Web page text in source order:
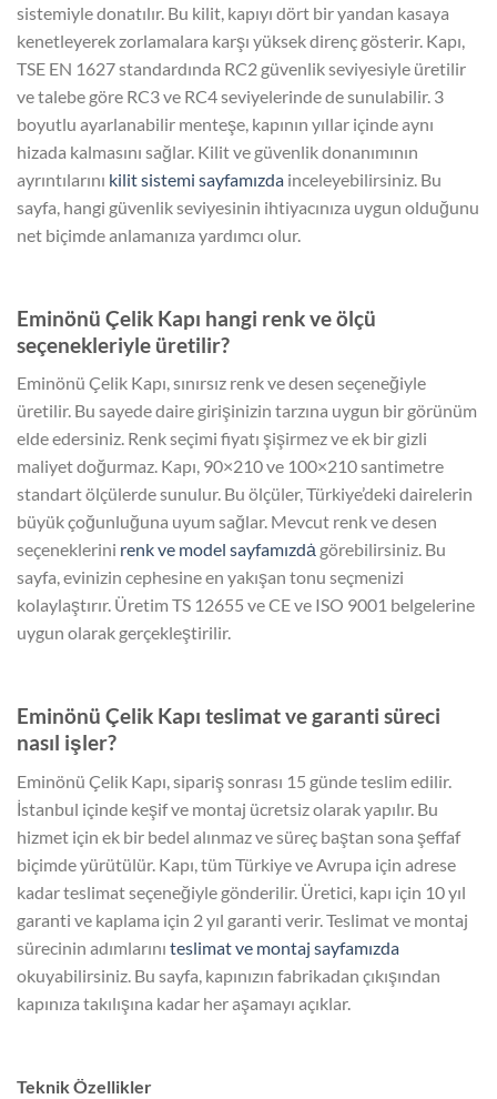
sistemiyle donatılır. Bu kilit, kapıyı dört bir yandan kasaya
kenetleyerek zorlamalara karşı yüksek direnç gösterir. Kapı,
TSE EN 1627 standardında RC2 güvenlik seviyesiyle üretilir
ve talebe göre RC3 ve RC4 seviyelerinde de sunulabilir. 3
boyutlu ayarlanabilir menteşe, kapının yıllar içinde aynı
hizada kalmasını sağlar. Kilit ve güvenlik donanımının
ayrıntılarını kilit sistemi sayfamızda inceleyebilirsiniz. Bu
sayfa, hangi güvenlik seviyesinin ihtiyacınıza uygun olduğunu
net biçimde anlamanıza yardımcı olur.
Eminönü Çelik Kapı hangi renk ve ölçü
seçenekleriyle üretilir?
Eminönü Çelik Kapı, sınırsız renk ve desen seçeneğiyle
üretilir. Bu sayede daire girişinizin tarzına uygun bir görünüm
elde edersiniz. Renk seçimi fiyatı şişirmez ve ek bir gizli
maliyet doğurmaz. Kapı, 90×210 ve 100×210 santimetre
standart ölçülerde sunulur. Bu ölçüler, Türkiye’deki dairelerin
büyük çoğunluğuna uyum sağlar. Mevcut renk ve desen
seçeneklerini renk ve model sayfamızdȧ görebilirsiniz. Bu
sayfa, evinizin cephesine en yakışan tonu seçmenizi
kolaylaştırır. Üretim TS 12655 ve CE ve ISO 9001 belgelerine
uygun olarak gerçekleştirilir.
Eminönü Çelik Kapı teslimat ve garanti süreci
nasıl işler?
Eminönü Çelik Kapı, sipariş sonrası 15 günde teslim edilir.
İstanbul içinde keşif ve montaj ücretsiz olarak yapılır. Bu
hizmet için ek bir bedel alınmaz ve süreç baştan sona şeffaf
biçimde yürütülür. Kapı, tüm Türkiye ve Avrupa için adrese
kadar teslimat seçeneğiyle gönderilir. Üretici, kapı için 10 yıl
garanti ve kaplama için 2 yıl garanti verir. Teslimat ve montaj
sürecinin adımlarını teslimat ve montaj sayfamızda
okuyabilirsiniz. Bu sayfa, kapınızın fabrikadan çıkışından
kapınıza takılışına kadar her aşamayı açıklar.
Teknik Özellikler